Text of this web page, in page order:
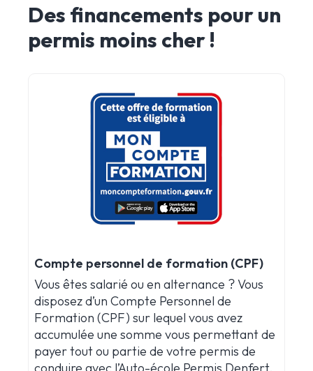
Des financements pour un
permis moins cher !
Compte personnel de formation (CPF)
Vous êtes salarié ou en alternance ? Vous
disposez d’un Compte Personnel de
Formation (CPF) sur lequel vous avez
accumulée une somme vous permettant de
payer tout ou partie de votre permis de